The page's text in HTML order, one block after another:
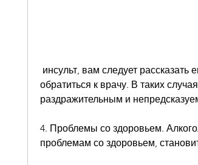
обратиться к врачу. В таких
раздражительным и
4. Проблемы со здоровьем.
проблемам со здоровьем,